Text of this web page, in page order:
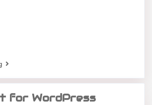
for WordPress